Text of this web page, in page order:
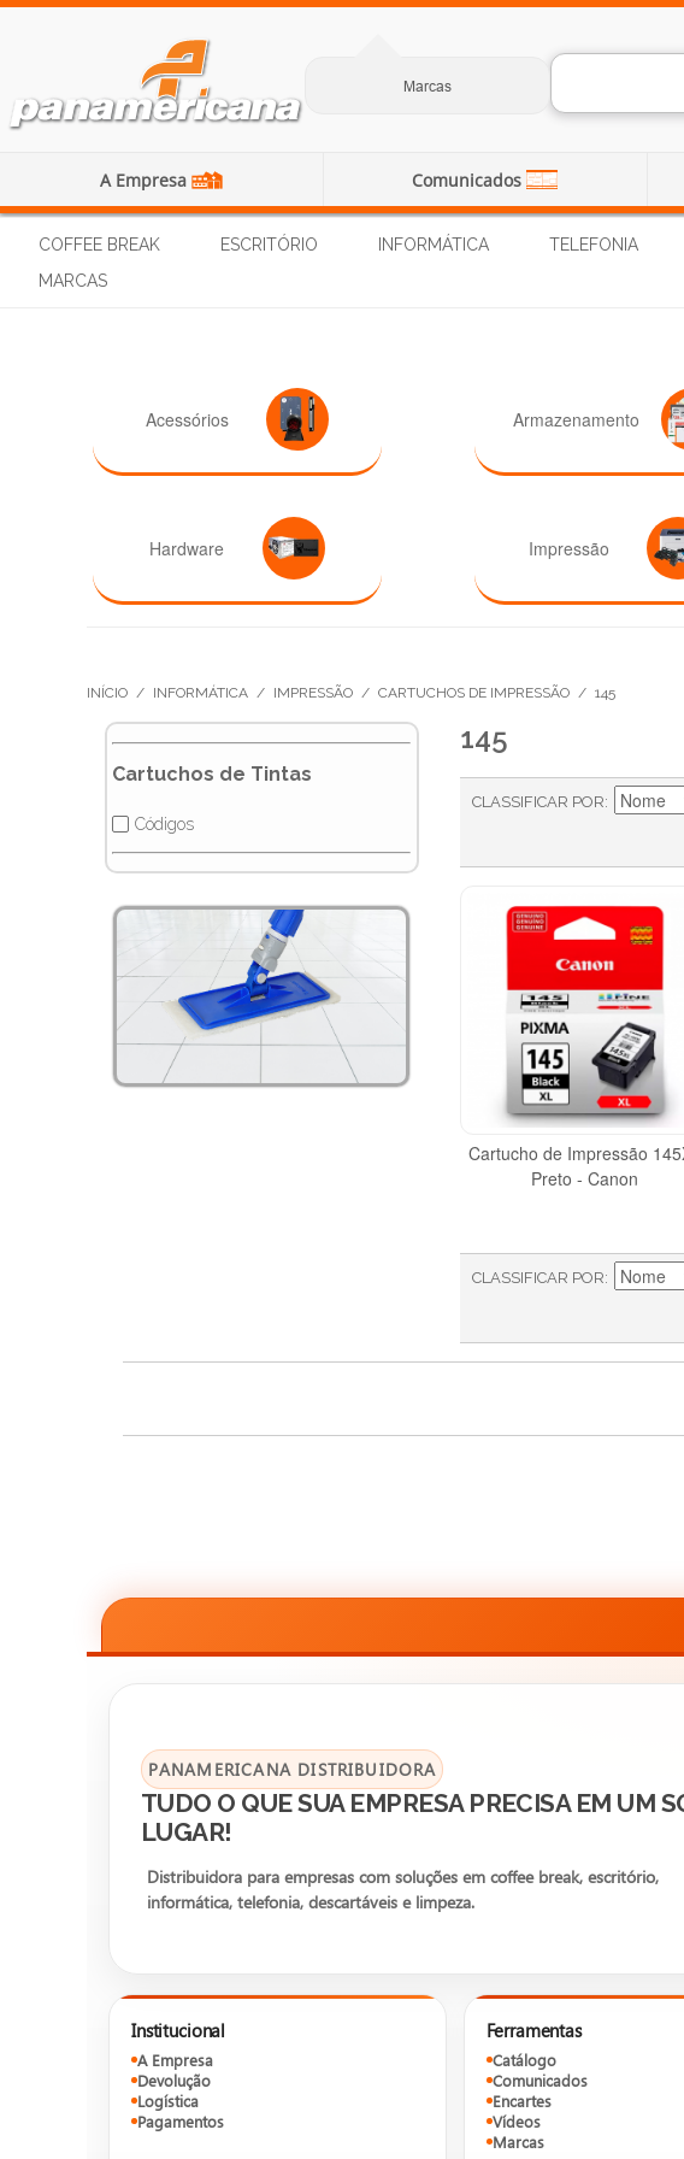
Marcas
A Empresa Comunicados
COFFEE BREAK ESCRITÓRIO INFORMÁTICA TELEFONIA
MARCAS
Acessórios Armazenamento
Hardware Impressão
INÍCIO / INFORMÁTICA / IMPRESSÃO / CARTUCHOS DE IMPRESSÃO / 145
145
CLASSIFICAR POR
Cartucho de Impressão
Preto - Canon
CLASSIFICAR POR
Cartuchos de Tintas
Códigos
PANAMERICANA DISTRIBUIDORA
TUDO O QUE SUA EMPRESA PRECISA EM UM
LUGAR!
Distribuidora para empresas com soluções em coffee break, escritório,
informática, telefonia, descartáveis e limpeza.
Institucional
A Empresa
Devolução
Logística
Pagamentos
Ferramentas
Catálogo
Comunicados
Encartes
Vídeos
Marcas